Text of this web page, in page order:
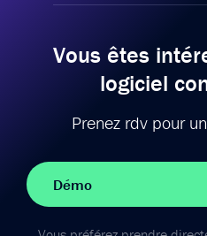
Vous êtes
logiciel
Prenez rdv pour
Démo